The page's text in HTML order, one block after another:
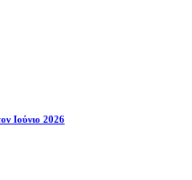
Ιούνιο 2026